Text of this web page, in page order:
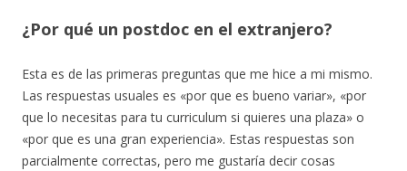
¿Por qué un postdoc en el extranjero?
Esta es de las primeras preguntas que me hice a mi mismo.
Las respuestas usuales es «por que es bueno variar», «por
que lo necesitas para tu curriculum si quieres una plaza» o
«por que es una gran experiencia». Estas respuestas son
parcialmente correctas, pero me gustaría decir cosas